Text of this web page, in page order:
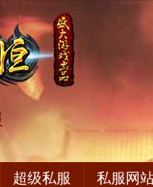
超级私服 私服网